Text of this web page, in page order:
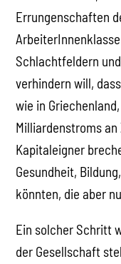
Errungenschaften
Schlachtfeldern
verhindern will,
wie in
Milliardenstroms
Kapitaleigner
Gesundheit,
könnten, die aber
Ein solcher Schritt
der Gesellschaft